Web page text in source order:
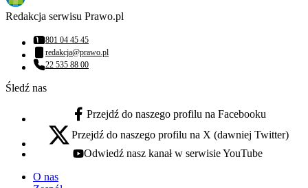
Redakcja serwisu Prawo.pl
Numer telefonu:
801 04 45 45
Adres email:
redakcja@prawo.pl
Numer telefonu:
22 535 88 00
Śledź nas
facebook - otwiera się w nowej karcie
Przejdź do naszego profilu na Facebooku
x - otwiera się w nowej karcie
Przejdź do naszego profilu na X (dawniej Twitter)
youtube - otwiera się w nowej karcie
Odwiedź nasz kanał w serwisie YouTube
O nas